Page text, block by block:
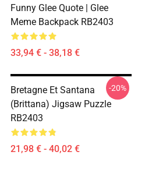
Funny Glee Quote | Glee
Meme Backpack RB2403
33,94 € - 38,18 €
Bretagne Et Santana
(Brittana) Jigsaw Puzzle
RB2403
21,98 € - 40,02 €
-20%